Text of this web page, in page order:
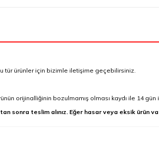
tür ürünler için bizimle iletişime geçebilirsiniz.
orijinalliğinin bozulmamış olması kaydı ile 14
sonra teslim alınız. Eğer hasar veya eksik ürün